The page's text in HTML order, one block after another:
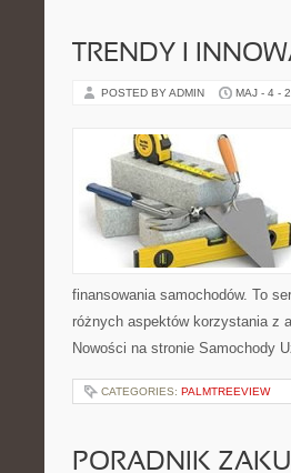
TRENDY I
POSTED BY ADMIN MAJ - 4 -
finansowania samochodów. To
różnych aspektów korzystania z
Nowości na stronie Samochody
CATEGORIES: PALMTREEVIEW
PORADNIK